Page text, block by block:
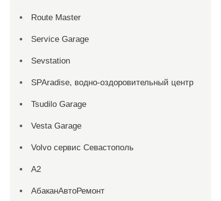
Route Master
Service Garage
Sevstation
SPAradise, водно-оздоровительный центр
Tsudilo Garage
Vesta Garage
Volvo сервис Севастополь
А2
АбаканАвтоРемонт